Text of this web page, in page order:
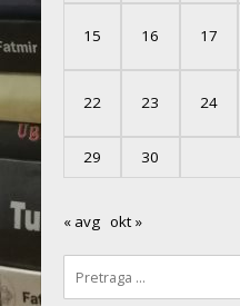
15 16 17
22 23 24
29 30
« avg okt »